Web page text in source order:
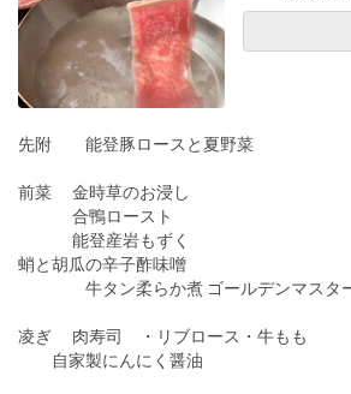
先附 能登豚ロースと夏野菜
前菜 金時草のお浸し
合鴨ロースト
能登産岩もずく
蛸と胡瓜の辛子酢味噌
牛タン柔らか煮 ゴールデンマスタ
凌ぎ 肉寿司 ・リブロース・牛もも
自家製にんにく醤油